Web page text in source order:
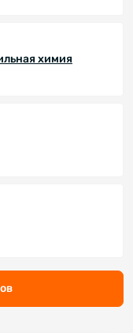
химия